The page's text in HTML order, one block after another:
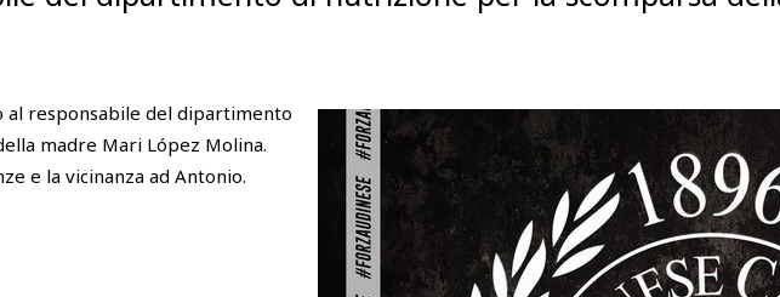
al responsabile del dipartimento
madre Mari López Molina.
e la vicinanza ad Antonio.